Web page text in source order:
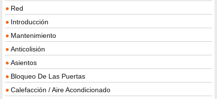
Red
Introducción
Mantenimiento
Anticolisión
Asientos
Bloqueo De Las Puertas
Calefacción / Aire Acondicionado